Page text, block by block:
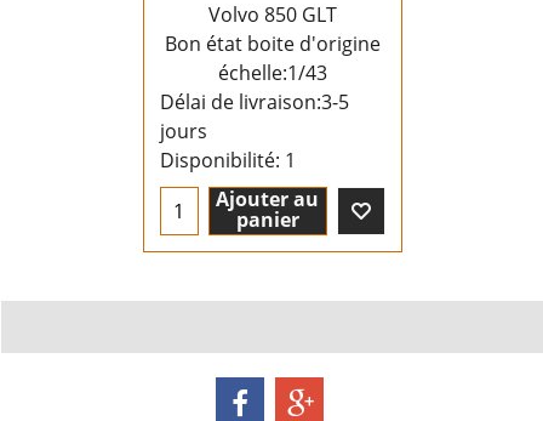
Volvo 850 GLT
Bon état boite d'origine
échelle:1/43
Délai de livraison:3-5
jours
Disponibilité: 1
Ajouter au
panier